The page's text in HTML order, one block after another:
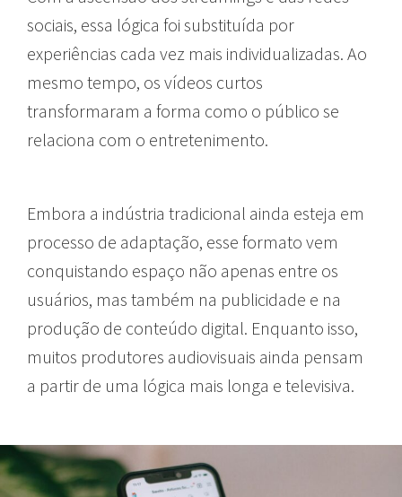
sociais, essa lógica foi substituída por
experiências cada vez mais individualizadas. Ao
mesmo tempo, os vídeos curtos
transformaram a forma como o público se
relaciona com o entretenimento.
Embora a indústria tradicional ainda esteja em
processo de adaptação, esse formato vem
conquistando espaço não apenas entre os
usuários, mas também na publicidade e na
produção de conteúdo digital. Enquanto isso,
muitos produtores audiovisuais ainda pensam
a partir de uma lógica mais longa e televisiva.